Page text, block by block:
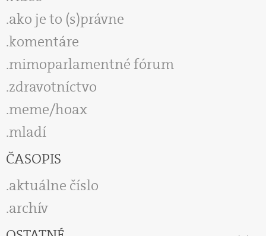
ako je to (s)právne
komentáre
mimoparlamentné fórum
zdravotníctvo
meme/hoax
mladí
ČASOPIS
aktuálne číslo
archív